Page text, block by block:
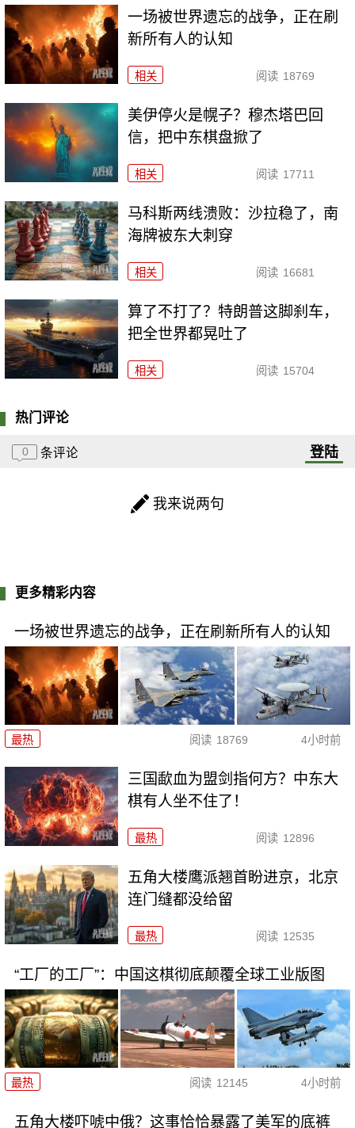
一场被世界遗忘的战争，正在刷
新所有人的认知
相关 阅读 18769
美伊停火是幌子？穆杰塔巴回
信，把中东棋盘掀了
相关 阅读 17711
马科斯两线溃败：沙拉稳了，南
海牌被东大刺穿
相关 阅读 16681
算了不打了？特朗普这脚刹车，
把全世界都晃吐了
相关 阅读 15704
热门评论
0 条评论 登陆
我来说两句
更多精彩内容
一场被世界遗忘的战争，正在刷新所有人的认知
最热 阅读 18769 4小时前
三国歃血为盟剑指何方？中东大
棋有人坐不住了！
最热 阅读 12896
五角大楼鹰派翘首盼进京，北京
连门缝都没给留
最热 阅读 12535
“工厂的工厂”：中国这棋彻底颠覆全球工业版图
最热 阅读 12145 4小时前
五角大楼吓唬中俄？这事恰恰暴露了美军的底裤